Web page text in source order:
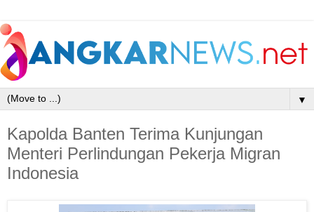
▼
Kapolda Banten Terima Kunjungan
Menteri Perlindungan Pekerja Migran
Indonesia